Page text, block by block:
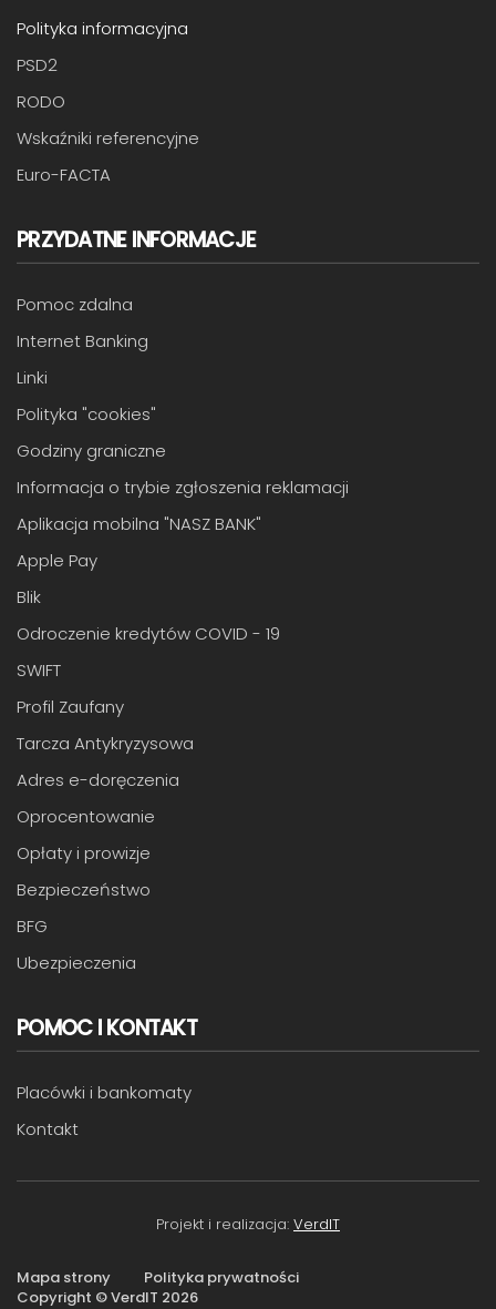
Polityka informacyjna
PSD2
RODO
Wskaźniki referencyjne
Euro-FACTA
PRZYDATNE INFORMACJE
Pomoc zdalna
Internet Banking
Linki
Polityka "cookies"
Godziny graniczne
Informacja o trybie zgłoszenia reklamacji
Aplikacja mobilna "NASZ BANK"
Apple Pay
Blik
Odroczenie kredytów COVID - 19
SWIFT
Profil Zaufany
Tarcza Antykryzysowa
Adres e-doręczenia
Oprocentowanie
Opłaty i prowizje
Bezpieczeństwo
BFG
Ubezpieczenia
POMOC I KONTAKT
Placówki i bankomaty
Kontakt
Projekt i realizacja: VerdIT
Mapa strony
Polityka prywatności
Copyright © VerdIT 2026